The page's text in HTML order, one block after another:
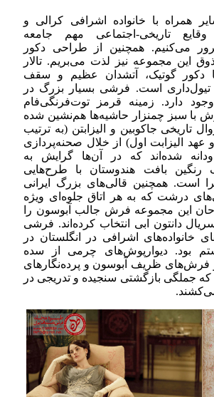
همراه با خانواده اشرافی کرالی و
وقایع تاریخی-اجتماعی مهم جامعه
می‌کنیم. همچنین از طراحی دکور
این مجموعه نیز لذت می‌بریم. تالار
دکور گوتیک، آتشدان عظیم و سقف
است. فرشی بسیار بزرگ در
دارد. زمینه‌ قرمز توت‌فرنگی‌فام
با سبز چمنزار حاشیه‌ها هم‌نشین شده
جاکوبین و الیزابتن (به ترتیب
الیزابت اول) از خلال صحنه‌پردازی
شده‌اند که در آن‌ها گرایش به
بافت هندوستان با طرح‌هایی
است. همچنین قالی‌های بزرگ ایرانی
درشت که به هر اتاق جلوه‌ای ویژه
این مجموعه فرش جالب آبوسون را
دانتون ابی انتخاب کرده‌اند. فرشی
خانواده‌های اشرافی در انگلستان در
بود. دیوارپوش‌های چرمی از سده
فرش‌های ظریف آبوسون و پرده‌نگار‌های
که جملگی بازگشتی سنجیده و تدریجی در